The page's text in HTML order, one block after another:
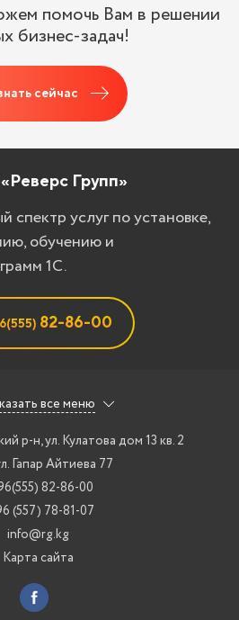
помочь Вам в решении
бизнес-задач!
сейчас
Групп»
спектр услуг по установке,
обучению и
1С.
82-86-00
все меню
р-н, ул. Кулатова дом 13 кв. 2
Гапар Айтиева 77
82-86-00
(557) 78-81-07
info@rg.kg
Карта сайта